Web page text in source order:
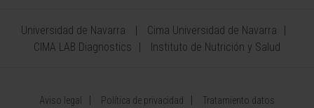
Universidad de Navarra
Cima Universidad de Navarra
CIMA LAB Diagnostics
Instituto de Nutrición y Salud
Aviso legal Política de privacidad Tratamiento datos